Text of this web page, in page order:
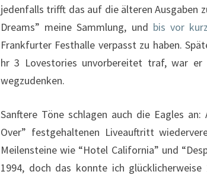
jedenfalls trifft das auf die älteren Ausgaben
Dreams” meine Sammlung, und bis vor
Frankfurter Festhalle verpasst zu haben.
hr 3 Lovestories unvorbereitet traf, war er
wegzudenken.
Sanftere Töne schlagen auch die Eagles
Over” festgehaltenen Liveauftritt
Meilensteine wie “Hotel California” und
1994, doch das konnte ich